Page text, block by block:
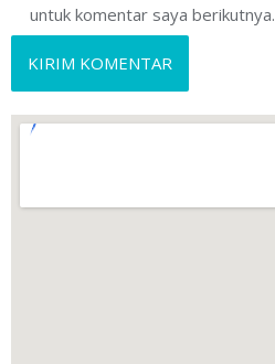
untuk komentar saya berikutnya.